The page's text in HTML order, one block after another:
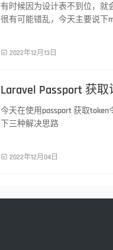
有时候因为设计表不到位，就
很有可能错乱，今天主要说下
 2022年12月13日
Laravel Passport 获
今天在使用passport 获取
下三种解决思路
 2022年12月04日